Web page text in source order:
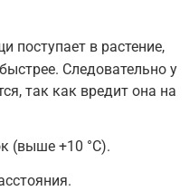
поступает в растение,
Следовательно у
так как вредит она на
(выше +10 °С).